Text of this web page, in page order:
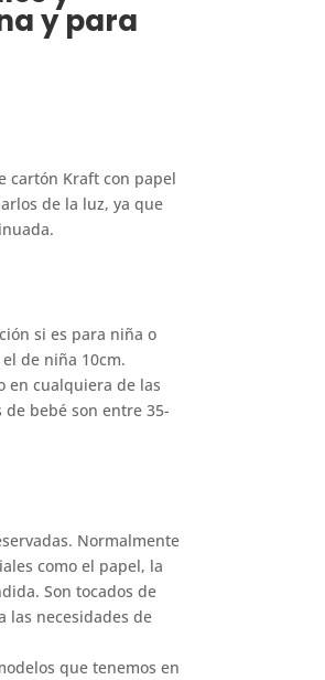
y para
cartón Kraft con papel
de la luz, ya que
si es para niña o
de niña 10cm.
en cualquiera de las
de bebé son entre 35-
Normalmente
como el papel, la
Son tocados de
las necesidades de
que tenemos en